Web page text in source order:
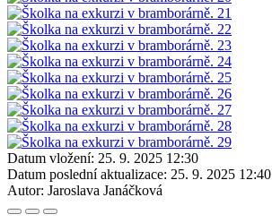
Datum vložení: 25. 9. 2025 12:30
Datum poslední aktualizace: 25. 9. 2025 12:40
Autor: Jaroslava Janáčková